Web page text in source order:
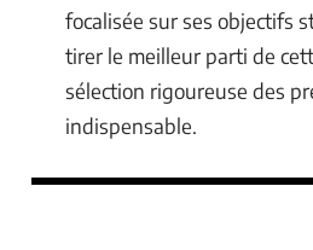
focalisée sur ses objectifs
tirer le meilleur parti de
sélection rigoureuse des
indispensable.